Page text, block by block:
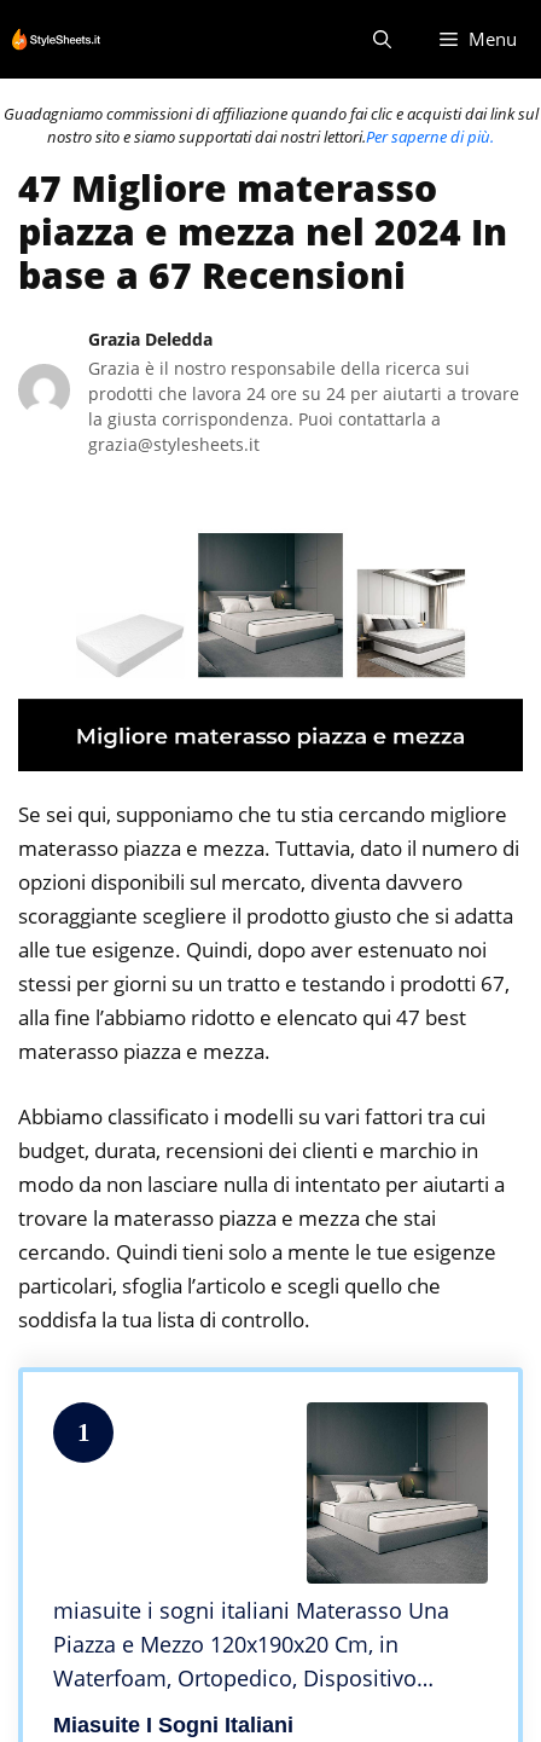
al
contenuto
Menu
Guadagniamo commissioni di affiliazione quando fai clic e acquisti dai link sul
nostro sito e siamo supportati dai nostri lettori.Per saperne di più.
47 Migliore materasso
piazza e mezza nel 2024 In
base a 67 Recensioni
Grazia Deledda
Grazia è il nostro responsabile della ricerca sui
prodotti che lavora 24 ore su 24 per aiutarti a trovare
la giusta corrispondenza. Puoi contattarla a
grazia@stylesheets.it
Se sei qui, supponiamo che tu stia cercando migliore
materasso piazza e mezza. Tuttavia, dato il numero di
opzioni disponibili sul mercato, diventa davvero
scoraggiante scegliere il prodotto giusto che si adatta
alle tue esigenze. Quindi, dopo aver estenuato noi
stessi per giorni su un tratto e testando i prodotti 67,
alla fine l’abbiamo ridotto e elencato qui 47 best
materasso piazza e mezza.
Abbiamo classificato i modelli su vari fattori tra cui
budget, durata, recensioni dei clienti e marchio in
modo da non lasciare nulla di intentato per aiutarti a
trovare la materasso piazza e mezza che stai
cercando. Quindi tieni solo a mente le tue esigenze
particolari, sfoglia l’articolo e scegli quello che
soddisfa la tua lista di controllo.
1
miasuite i sogni italiani Materasso Una
Piazza e Mezzo 120x190x20 Cm, in
Waterfoam, Ortopedico, Dispositivo
Medico – Primavera
Miasuite I Sogni Italiani